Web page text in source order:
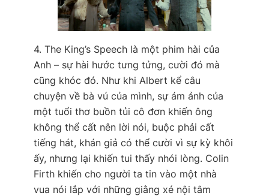
4. The King’s Speech là một phim hài của
Anh – sự hài hước tưng tửng, cười đó mà
cũng khóc đó. Như khi Albert kể câu
chuyện về bà vú của mình, sự ám ảnh của
một tuổi thơ buồn tủi cô đơn khiến ông
không thể cất nên lời nói, buộc phải cất
tiếng hát, khán giả có thể cười vì sự kỳ khôi
ấy, nhưng lại khiến tui thấy nhói lòng. Colin
Firth khiến cho người ta tin vào một nhà
vua nói lắp với những giằng xé nội tâm